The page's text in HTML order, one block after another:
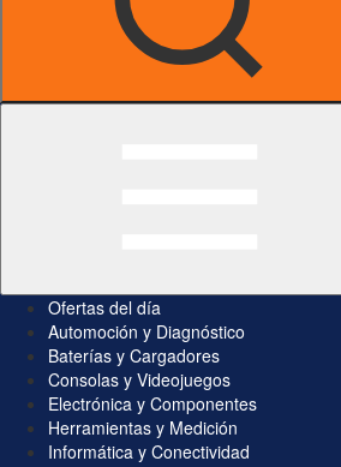
Ofertas del día
Automoción y Diagnóstico
Baterías y Cargadores
Consolas y Videojuegos
Electrónica y Componentes
Herramientas y Medición
Informática y Conectividad